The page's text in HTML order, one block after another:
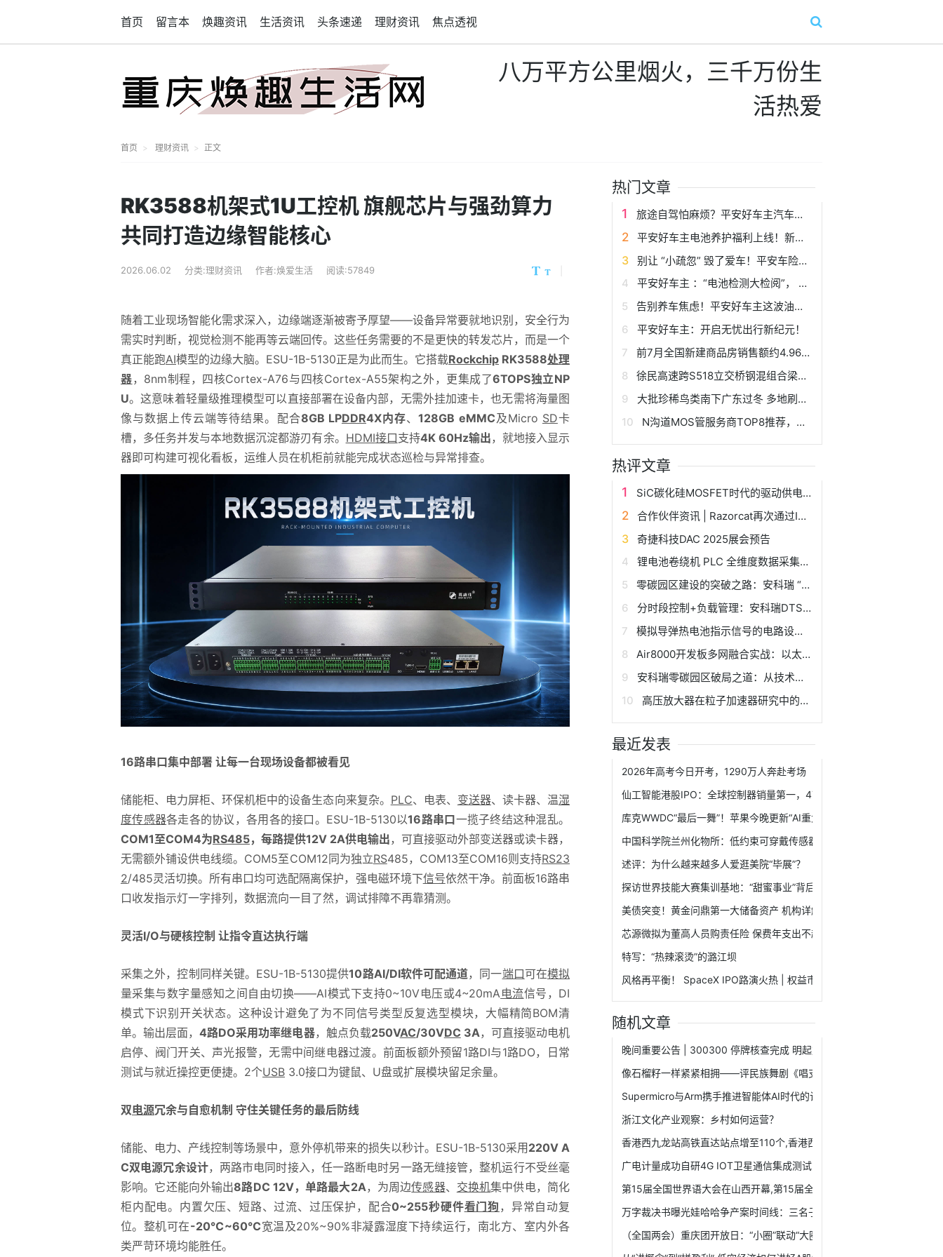
首页 留言本 焕趣资讯 生活资讯 头条速递 理财资讯 焦点透视
八万平方公里烟火，三千万份生
活热爱
首页 理财资讯 正文
RK3588机架式1U工控机 旗舰芯片与强劲算力
共同打造边缘智能核心
2026.06.02 分类:理财资讯 作者:焕爱生活 阅读:57849
随着工业现场智能化需求深入，边缘端逐渐被寄予厚望——设备异常要就地识别，安全行为
需实时判断，视觉检测不能再等云端回传。这些任务需要的不是更快的转发芯片，而是一个
真正能跑AI模型的边缘大脑。ESU-1B-5130正是为此而生。它搭载Rockchip RK3588处理
器，8nm制程，四核Cortex-A76与四核Cortex-A55架构之外，更集成了6TOPS独立NP
U。这意味着轻量级推理模型可以直接部署在设备内部，无需外挂加速卡，也无需将海量图
像与数据上传云端等待结果。配合8GB LPDDR4X内存、128GB eMMC及Micro SD卡
槽，多任务并发与本地数据沉淀都游刃有余。 HDMI接口支持4K 60Hz输出，就地接入显示
器即可构建可视化看板，运维人员在机柜前就能完成状态巡检与异常排查。
16路串口集中部署 让每一台现场设备都被看见
储能柜、电力屏柜、环保机柜中的设备生态向来复杂。 PLC、电表、 变送器、读卡器、温湿
度传感器各走各的协议，各用各的接口。ESU-1B-5130以16路串口一揽子终结这种混乱。
COM1至COM4为RS485，每路提供12V 2A供电输出，可直接驱动外部变送器或读卡器，
无需额外铺设供电线缆。COM5至COM12同为独立RS485，COM13至COM16则支持RS23
2/485灵活切换。所有串口均可选配隔离保护，强电磁环境下信号依然干净。前面板16路串
口收发指示灯一字排列，数据流向一目了然，调试排障不再靠猜测。
灵活I/O与硬核控制 让指令直达执行端
采集之外，控制同样关键。ESU-1B-5130提供10路AI/DI软件可配通道，同一端口可在模拟
量采集与数字量感知之间自由切换——AI模式下支持0~10V电压或4~20mA电流信号，DI
模式下识别开关状态。这种设计避免了为不同信号类型反复选型模块，大幅精简BOM清
单。输出层面，4路DO采用功率继电器，触点负载250VAC/30VDC 3A，可直接驱动电机
启停、阀门开关、声光报警，无需中间继电器过渡。前面板额外预留1路DI与1路DO，日常
测试与就近操控更便捷。2个USB 3.0接口为键鼠、U盘或扩展模块留足余量。
双电源冗余与自愈机制 守住关键任务的最后防线
储能、电力、产线控制等场景中，意外停机带来的损失以秒计。ESU-1B-5130采用 220V A
C双电源冗余设计，两路市电同时接入，任一路断电时另一路无缝接管，整机运行不受丝毫
影响。它还能向外输出8路DC 12V，单路最大2A，为周边传感器、 交换机集中供电，简化
柜内配电。内置欠压、短路、过流、过压保护，配合0~255秒硬件看门狗 ，异常自动复
位。整机可在-20℃~60℃宽温及20%~90%非凝露湿度下持续运行，南北方、室内外各
类严苛环境均能胜任。
热门文章
旅途自驾怕麻烦？平安好车主汽车托运，让您从 “省心” 开始！
平安好车主电池养护福利上线！新能源车主的夏日安心之选!
别让 “小疏忽” 毁了爱车！平安车险喊你查油液、享福利，养车原来这么简单！
平安好车主 ：“电池检测大检阅”， 给爱车 “心脏” 做 1 元体检！
告别养车焦虑！平安好车主这波油液养护福利，车主必看！
平安好车主：开启无忧出行新纪元！
前7月全国新建商品房销售额约4.96万亿元，待售面积较6月末减少
徐民高速跨S518立交桥钢混组合梁架设全面启动
大批珍稀鸟类南下广东过冬 多地刷新观测纪录,大批珍稀鸟类南下广东过冬 多地刷新观测纪录
N沟道MOS管服务商TOP8推荐，助力功率半导体产业链稳定升级
热评文章
SiC碳化硅MOSFET时代的驱动供电解决方案：基本BTP1521P电源芯片
合作伙伴资讯 | Razorcat再次通过ISO 9001质量管理体系认证，龙智持续为您保障高质量测试工具与服务
奇捷科技DAC 2025展会预告
锂电池卷绕机 PLC 全维度数据采集与物联网协同优化解决方案
零碳园区建设的突破之路：安科瑞 “云边端” 一体化解决方案
分时段控制+负载管理：安科瑞DTSY1352预付费电表的智能化用电解决方案
模拟导弹热电池指示信号的电路设计与实现
Air8000开发板多网融合实战：以太网供网技术深度探索！
安科瑞零碳园区破局之道：从技术攻坚到产业生态的全维突破
高压放大器在粒子加速器研究中的应用
最近发表
2026年高考今日开考，1290万人奔赴考场
仙工智能港股IPO：全球控制器销量第一，47%毛利率为何三年亏掉1.37
库克WWDC“最后一舞”！苹果今晚更新“AI重大进展” 除了Siri还有哪些看点
中国科学院兰州化物所：低约束可穿戴传感器贴片研究获新进展
述评：为什么越来越多人爱逛美院“毕展”？
探访世界技能大赛集训基地：“甜蜜事业”背后的硬核技艺
美债突变！黄金问鼎第一大储备资产 机构详解
芯源微拟为董高人员购责任险 保费年支出不超20万
特写：“热辣滚烫”的潞江坝
风格再平衡！ SpaceX IPO路演火热 | 权益市场日报
随机文章
晚间重要公告 | 300300 停牌核查完成 明起复牌！
像石榴籽一样紧紧相拥——评民族舞剧《唱支山歌给党听》
Supermicro与Arm携手推进智能体AI时代的计算创新
浙江文化产业观察：乡村如何运营？
香港西九龙站高铁直达站点增至110个,香港西九龙站高铁直达站点增至
广电计量成功自研4G IOT卫星通信集成测试系统
第15届全国世界语大会在山西开幕,第15届全国世界语大会在山西开幕
万字裁决书曝光娃哈哈争产案时间线：三名子女未列为遗嘱受益人 宗庆后
（全国两会）重庆团开放日：“小圈”联动“大圈” 让群众幸福触手可及